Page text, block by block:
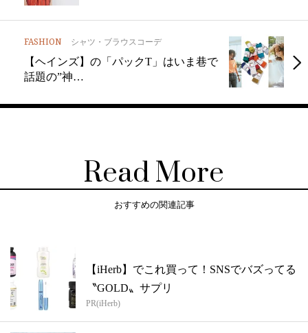
FASHION シャツ・ブラウスコーデ
【ヘインズ】の「パックT」はいま巷で
話題の”神…
Read More
おすすめの関連記事
【iHerb】でこれ買って！SNSでバズってる
〝GOLD〟サプリ
PR(iHerb)